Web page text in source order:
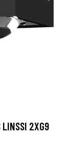
LINSSI 2XG9